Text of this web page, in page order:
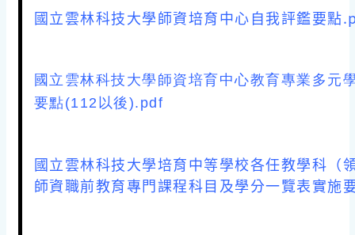
國立雲林科技大學師資培育中心自我評鑑要點
國立雲林科技大學師資培育中心教育專業多元
要點(112以後).pdf
國立雲林科技大學培育中等學校各任教學科（
師資職前教育專門課程科目及學分一覽表實施